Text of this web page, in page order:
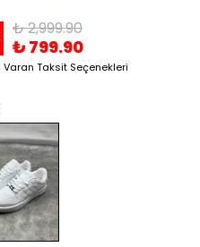
₺ 2,999.90
₺ 799.90
Varan Taksit Seçenekleri